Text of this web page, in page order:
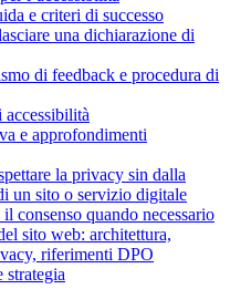
e criteri di successo
una dichiarazione di
di feedback e procedura di
e approfondimenti
la privacy sin dalla
un sito o servizio digitale
consenso quando necessario
sito web: architettura,
riferimenti DPO
strategia